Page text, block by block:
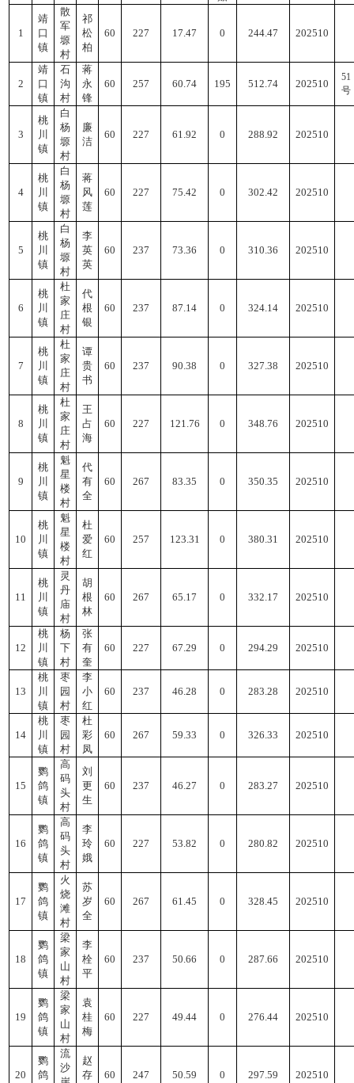
1
靖
口
镇
散
军
塬
村
祁
松
柏
60 227 17.47 0 244.47 202510
2
靖
口
镇
石
沟
村
蒋
永
锋
60 257 60.74 195 512.74 202510
51
号
3
桃
川
镇
白
杨
塬
村
廉
洁
60 227 61.92 0 288.92 202510
4
桃
川
镇
白
杨
塬
村
蒋
风
莲
60 227 75.42 0 302.42 202510
5
桃
川
镇
白
杨
塬
村
李
英
英
60 237 73.36 0 310.36 202510
6
桃
川
镇
杜
家
庄
村
代
根
银
60 237 87.14 0 324.14 202510
7
桃
川
镇
杜
家
庄
村
谭
贵
书
60 237 90.38 0 327.38 202510
8
桃
川
镇
杜
家
庄
村
王
占
海
60 227 121.76 0 348.76 202510
9
桃
川
镇
魁
星
楼
村
代
有
全
60 267 83.35 0 350.35 202510
10
桃
川
镇
魁
星
楼
村
杜
爱
红
60 257 123.31 0 380.31 202510
11
桃
川
镇
灵
丹
庙
村
胡
根
林
60 267 65.17 0 332.17 202510
12
桃
川
镇
杨
下
村
张
有
奎
60 227 67.29 0 294.29 202510
13
桃
川
镇
枣
园
村
李
小
红
60 237 46.28 0 283.28 202510
14
桃
川
镇
枣
园
村
杜
彩
凤
60 267 59.33 0 326.33 202510
15
鹦
鸽
镇
高
码
头
村
刘
更
生
60 237 46.27 0 283.27 202510
16
鹦
鸽
镇
高
码
头
村
李
玲
娥
60 227 53.82 0 280.82 202510
17
鹦
鸽
镇
火
烧
滩
村
苏
岁
全
60 267 61.45 0 328.45 202510
18
鹦
鸽
镇
梁
家
山
村
李
栓
平
60 237 50.66 0 287.66 202510
19
鹦
鸽
镇
梁
家
山
村
袁
桂
梅
60 227 49.44 0 276.44 202510
20
鹦
鸽
流
沙
赵
存
60 247 50.59 0 297.59 202510